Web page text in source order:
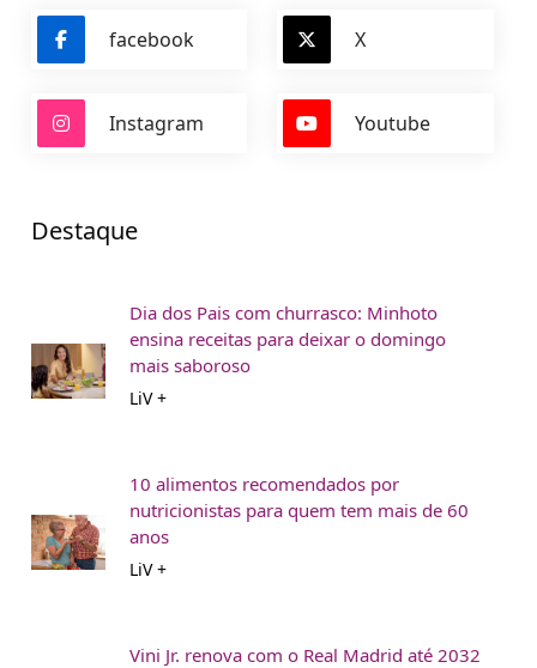
facebook X
Instagram Youtube
Destaque
Dia dos Pais com churrasco: Minhoto
ensina receitas para deixar o domingo
mais saboroso
LiV +
10 alimentos recomendados por
nutricionistas para quem tem mais de 60
anos
LiV +
Vini Jr. renova com o Real Madrid até 2032